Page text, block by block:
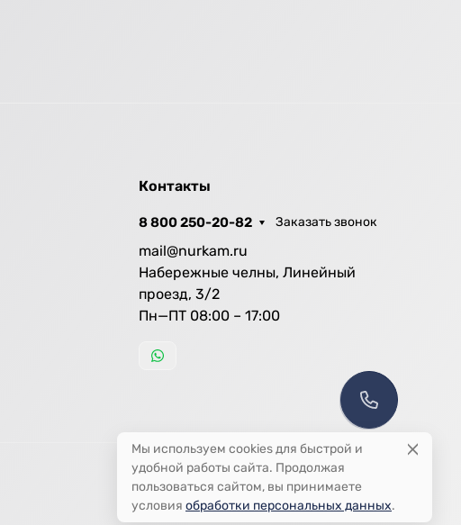
Контакты
8 800 250-20-82 Заказать звонок
mail@nurkam.ru
Набережные челны, Линейный
проезд, 3/2
Пн—ПТ 08:00 – 17:00
Мы используем cookies для быстрой и
удобной работы сайта. Продолжая
пользоваться сайтом, вы принимаете
условия обработки персональных данных.